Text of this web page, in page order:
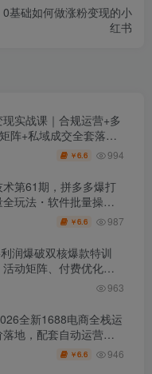
0基础如何做涨粉变现的小
红书
实战课｜合规运营+多
阵+私域成交全套落地
￥6.6 994
第61期，拼多多爆打
玩法・软件批量操
阵实战课
￥6.6 987
润爆破双核爆款特训
动矩阵、付费优化、
963
全新1688电商全栈运
地，配套自动运营表
￥6.6 946